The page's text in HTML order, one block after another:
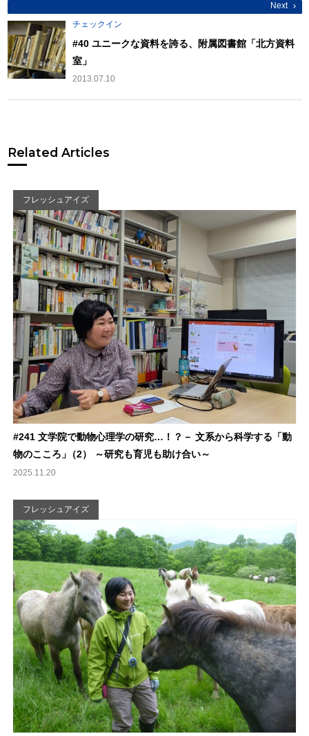
Next
チェックイン
#40 ユニークな資料を誇る、附属図書館「北方資料
室」
2013.07.10
Related Articles
フレッシュアイズ
#241 文学院で動物心理学の研究…！？－ 文系から科学する「動
物のこころ 」 （2） ～研究も育児も助け合い～
2025.11.20
フレッシュアイズ